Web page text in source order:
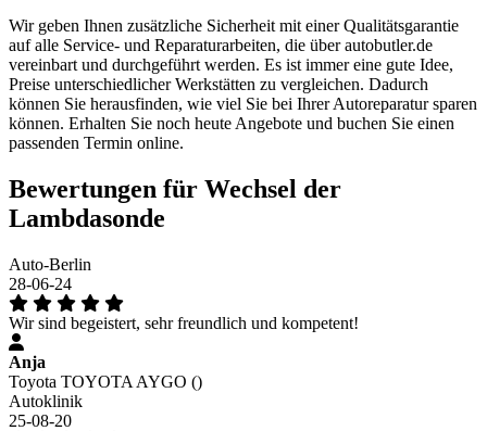
Wir geben Ihnen zusätzliche Sicherheit mit einer Qualitätsgarantie
auf alle Service- und Reparaturarbeiten, die über autobutler.de
vereinbart und durchgeführt werden. Es ist immer eine gute Idee,
Preise unterschiedlicher Werkstätten zu vergleichen. Dadurch
können Sie herausfinden, wie viel Sie bei Ihrer Autoreparatur sparen
können. Erhalten Sie noch heute Angebote und buchen Sie einen
passenden Termin online.
Bewertungen für Wechsel der
Lambdasonde
Auto-Berlin
28-06-24
Wir sind begeistert, sehr freundlich und kompetent!
Anja
Toyota TOYOTA AYGO ()
Autoklinik
25-08-20